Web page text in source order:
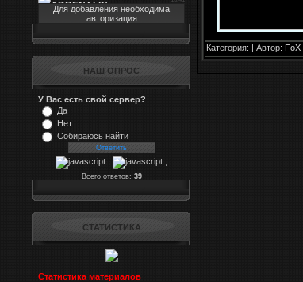
Для добавления необходима
авторизация
НАШ ОПРОС
У Вас есть свой сервер?
Да
Нет
Собираюсь найти
Всего ответов: 39
СТАТИСТИКА
Статистика материалов
Категория: | Автор: FoX